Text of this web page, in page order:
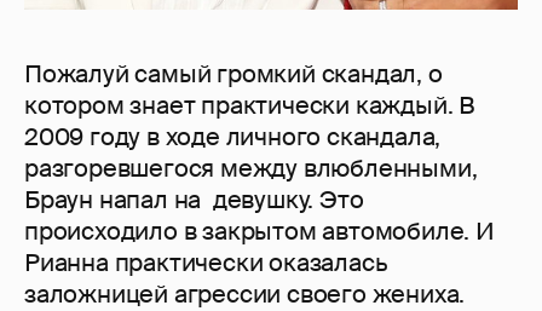
Пожалуй самый громкий скандал, о
котором знает практически каждый. В
2009 году в ходе личного скандала,
разгоревшегося между влюбленными,
Браун напал на девушку. Это
происходило в закрытом автомобиле. И
Рианна практически оказалась
заложницей агрессии своего жениха.